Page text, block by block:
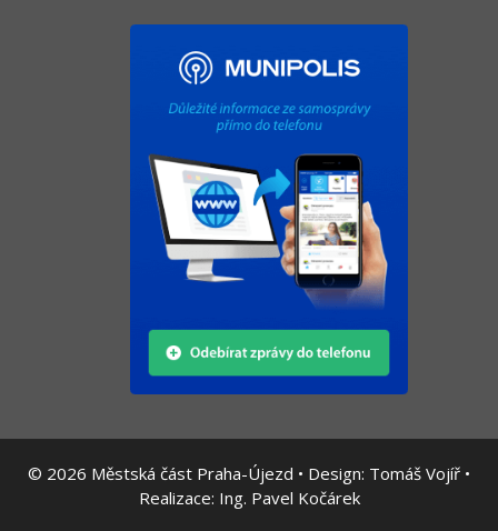
© 2026 Městská část Praha-Újezd • Design: Tomáš Vojíř •
Realizace: Ing. Pavel Kočárek